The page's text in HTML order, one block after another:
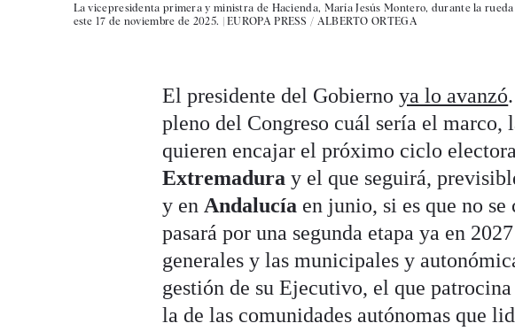
La vicepresidenta primera y ministra de Hacienda, María Jesús Montero, durante la
este 17 de noviembre de 2025. |EUROPA PRESS / ALBERTO ORTEGA
El presidente del Gobiernoya lo avanzó
pleno del Congreso cuál sería el marco,
quieren encajar el próximo ciclo
Extremaduray el que seguirá,
y en Andalucía en junio, si es que no
pasará por una segunda etapa ya en
generales y las municipales y
gestión de su Ejecutivo, el que
la de las comunidades autónomas que